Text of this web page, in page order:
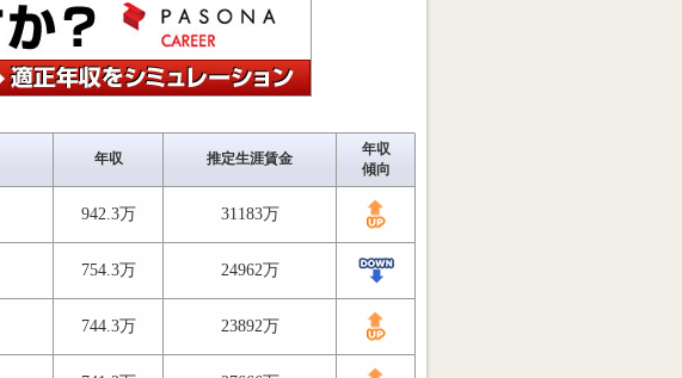
年収 推定生涯賃金
年収
傾向
942.3万 31183万
754.3万 24962万
744.3万 23892万